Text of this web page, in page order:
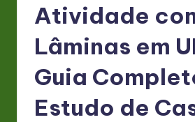
P
rt
Atividade
Lâminas em
Guia
Estudo de